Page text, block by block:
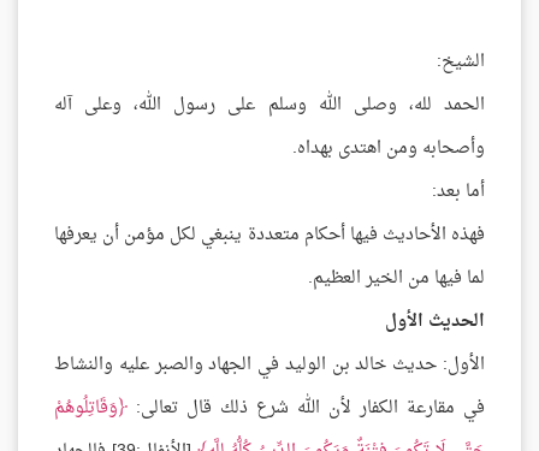
الشيخ:
الحمد لله، وصلى الله وسلم على رسول الله، وعلى آله
وأصحابه ومن اهتدى بهداه.
أما بعد:
فهذه الأحاديث فيها أحكام متعددة ينبغي لكل مؤمن أن يعرفها
لما فيها من الخير العظيم.
الحديث الأول
الأول: حديث خالد بن الوليد في الجهاد والصبر عليه والنشاط
في مقارعة الكفار لأن الله شرع ذلك قال تعالى:
وَقَاتِلُوهُمْ